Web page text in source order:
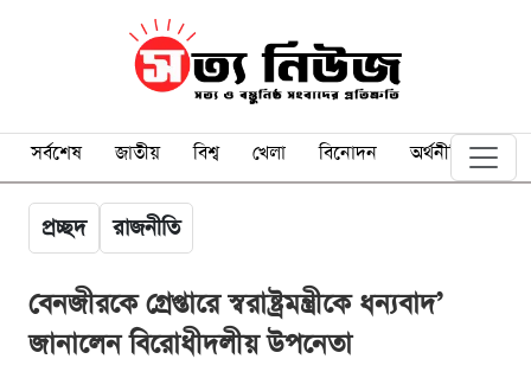
সর্বশেষ জাতীয় বিশ্ব খেলা বিনোদন অর্থনীতি
প্রচ্ছদ রাজনীতি
বেনজীরকে গ্রেপ্তারে স্বরাষ্ট্রমন্ত্রীকে ধন্যবাদ’
জানালেন বিরোধীদলীয় উপনেতা